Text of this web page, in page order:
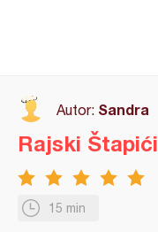
Autor: Sandra
15 min
Rajski Štapići